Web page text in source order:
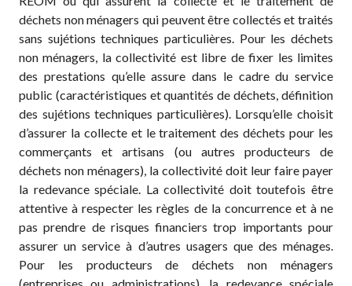
déchets non ménagers qui peuvent être collectés et traités
sans sujétions techniques particulières. Pour les déchets
non ménagers, la collectivité est libre de fixer les limites
des prestations qu’elle assure dans le cadre du service
public (caractéristiques et quantités de déchets, définition
des sujétions techniques particulières). Lorsqu’elle choisit
d’assurer la collecte et le traitement des déchets pour les
commerçants et artisans (ou autres producteurs de
déchets non ménagers), la collectivité doit leur faire payer
la redevance spéciale. La collectivité doit toutefois être
attentive à respecter les règles de la concurrence et à ne
pas prendre de risques financiers trop importants pour
assurer un service à d’autres usagers que des ménages.
Pour les producteurs de déchets non ménagers